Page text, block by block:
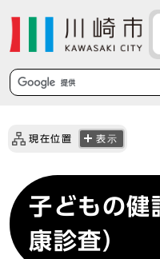
現在位置 表示
子どもの健
康診査）